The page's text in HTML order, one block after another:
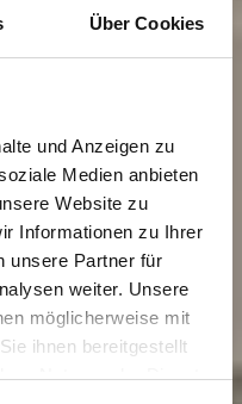
Über Cookies
und Anzeigen zu
Medien anbieten
Website zu
Informationen zu Ihrer
unsere Partner für
weiter. Unsere
möglicherweise mit
ihnen bereitgestellt
Nutzung der Dienste